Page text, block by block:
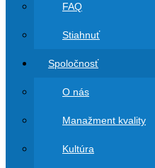
FAQ
Stiahnuť
Spoločnosť
O nás
Manažment kvality
Kultúra